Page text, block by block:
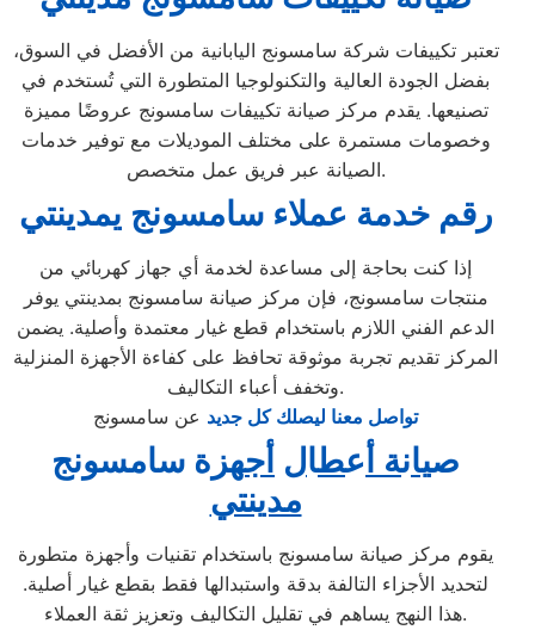
تعتبر تكييفات شركة سامسونج اليابانية من الأفضل في السوق،
بفضل الجودة العالية والتكنولوجيا المتطورة التي تُستخدم في
تصنيعها. يقدم مركز صيانة تكييفات سامسونج عروضًا مميزة
وخصومات مستمرة على مختلف الموديلات مع توفير خدمات
الصيانة عبر فريق عمل متخصص.
رقم خدمة عملاء سامسونج يمدينتي
إذا كنت بحاجة إلى مساعدة لخدمة أي جهاز كهربائي من
منتجات سامسونج، فإن مركز صيانة سامسونج بمدينتي يوفر
الدعم الفني اللازم باستخدام قطع غيار معتمدة وأصلية. يضمن
المركز تقديم تجربة موثوقة تحافظ على كفاءة الأجهزة المنزلية
وتخفف أعباء التكاليف.
تواصل معنا ليصلك كل جديد عن سامسونج
صيانة أعطال أجهزة سامسونج
مدينتي
يقوم مركز صيانة سامسونج باستخدام تقنيات وأجهزة متطورة
لتحديد الأجزاء التالفة بدقة واستبدالها فقط بقطع غيار أصلية.
هذا النهج يساهم في تقليل التكاليف وتعزيز ثقة العملاء.